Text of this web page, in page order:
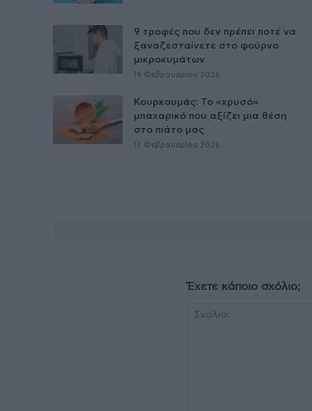
9 τροφές που δεν πρέπει ποτέ να
ξαναζεσταίνετε στο φούρνο
μικροκυμάτων
19 Φεβρουαρίου 2026
Κουρκουμάς: Το «χρυσό»
μπαχαρικό που αξίζει μια θέση
στο πιάτο μας
17 Φεβρουαρίου 2026
Έχετε κάποιο σχόλιο;